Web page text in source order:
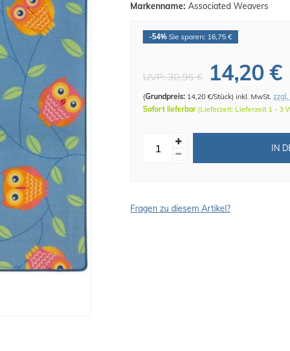
Markenname: Associated Weavers
-54% Sie sparen: 16,75 €
UVP:30,95 € 14,20 €
(Grundpreis: 14,20 €/Stück)inkl. MwSt.
Sofort lieferbar (Lieferzeit: Lieferzeit 1 - 3
IN
Fragen zu diesem Artikel?